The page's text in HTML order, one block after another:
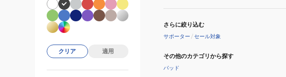
さらに絞り込む
サポーター /セール対象
その他のカテゴリから探す
パッド
クリア 適用